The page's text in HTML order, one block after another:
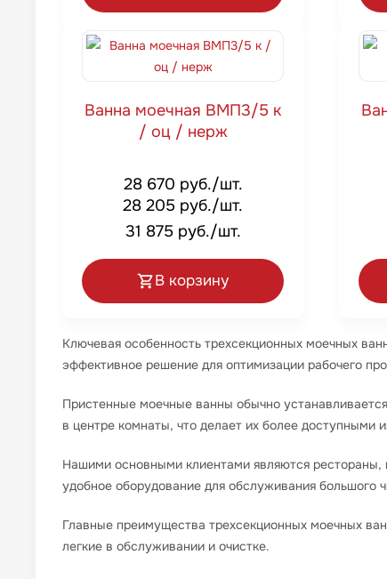
Ванна моечная ВМП3/5 к
/ оц / нерж
28 670 руб./шт.
28 205 руб./шт.
31 875 руб./шт.
В корзину
Ключевая особенность трехсекционных моечных
эффективное решение для оптимизации рабочего
Пристенные моечные ванны обычно
в центре комнаты, что делает их более доступными
Нашими основными клиентами являются рестораны,
удобное оборудование для обслуживания большого
Главные преимущества трехсекционных моечных
легкие в обслуживании и очистке.